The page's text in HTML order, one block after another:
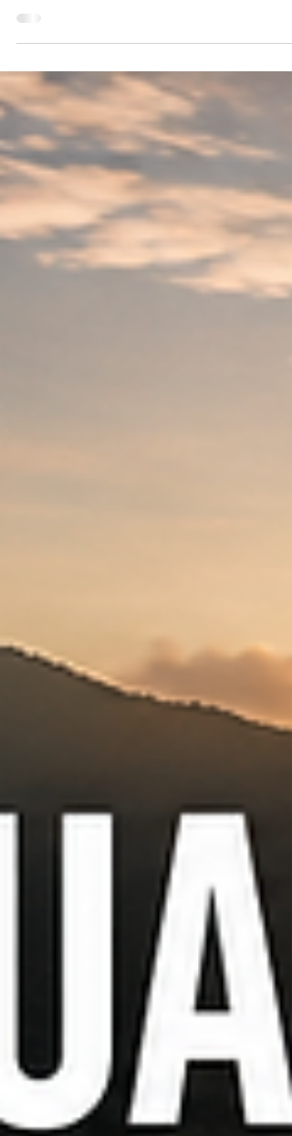
Mientras millones de personas se preparan
para disfrutar del Mundial 2026, las
oportunidades en exportaciones,
importaciones y visibilidad internacional.
Analizamos cómo este evento puede
impulsar el crecimiento empresarial.